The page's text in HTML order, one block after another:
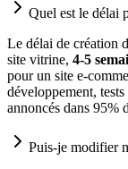
Quel est le délai
Le délai de création
site vitrine, 4-5
pour un site e-
développement,
annoncés dans 95%
Puis-je modifier